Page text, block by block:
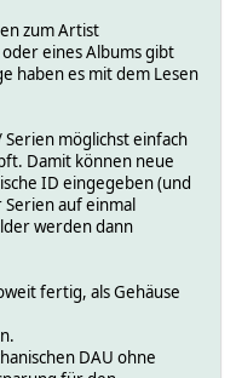
zum Artist
eines Albums gibt
haben es mit dem Lesen
möglichst einfach
Damit können neue
ID eingegeben (und
Serien auf einmal
werden dann
fertig, als Gehäuse
DAU ohne